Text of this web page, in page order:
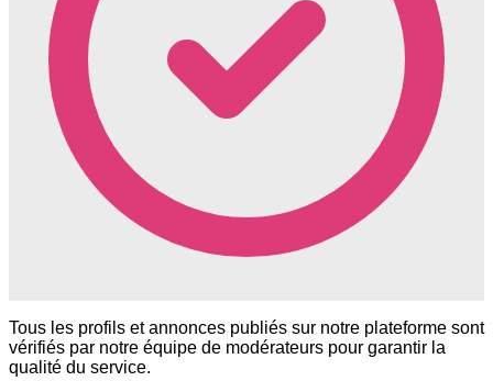
Tous les profils et annonces publiés sur notre plateforme sont
vérifiés par notre équipe de modérateurs pour garantir la
qualité du service.